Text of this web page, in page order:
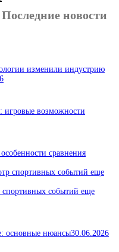
Последние новости
изменили индустрию
игровые возможности
сравнения
спортивных событий еще
основные нюансы30.06.2026